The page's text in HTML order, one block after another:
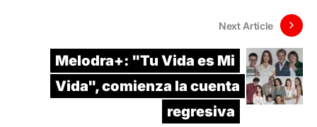
Next Article
Melodra+: "Tu Vida es Mi
Vida", comienza la cuenta
regresiva